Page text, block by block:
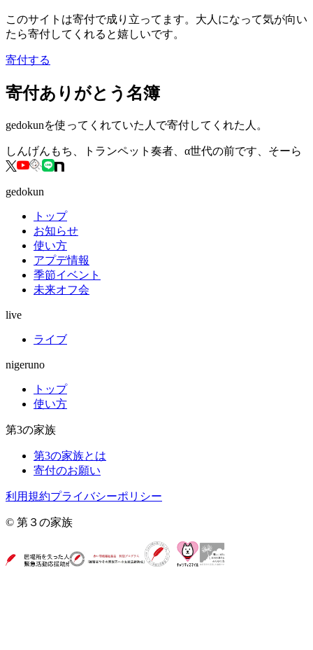
このサイトは寄付で成り立ってます。大人になって気が向い
たら寄付してくれると嬉しいです。
寄付する
寄付ありがとう名簿
gedokunを使ってくれていた人で寄付してくれた人。
しんげんもち、トランペット奏者、α世代の前です、そーら
gedokun
トップ
お知らせ
使い方
アプデ情報
季節イベント
未来オフ会
live
ライブ
nigeruno
トップ
使い方
第3の家族
第3の家族とは
寄付のお願い
利用規約プライバシーポリシー
© 第３の家族